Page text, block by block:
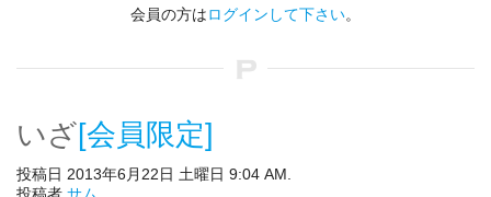
会員の方はログインして下さい。
いざ[会員限定]
投稿日 2013年6月22日 土曜日 9:04 AM.